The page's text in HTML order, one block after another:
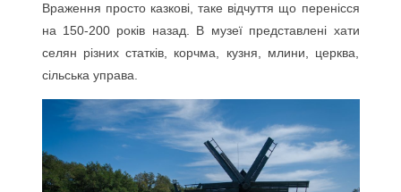
Враження просто казкові, таке відчуття що перенісся
на 150-200 років назад. В музеї представлені хати
селян різних статків, корчма, кузня, млини, церква,
сільська управа.